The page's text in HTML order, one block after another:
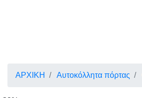
ΑΡΧΙΚΗ Αυτοκόλλητα πόρτας